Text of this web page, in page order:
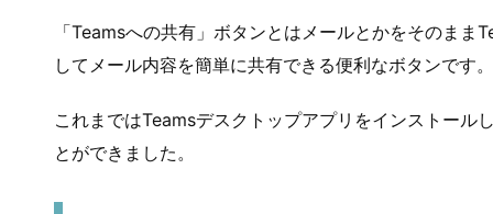
「Teamsへの共有」ボタンとはメールとかをそのま
してメール内容を簡単に共有できる便利なボタンです。
これまではTeamsデスクトップアプリをインストール
とができました。